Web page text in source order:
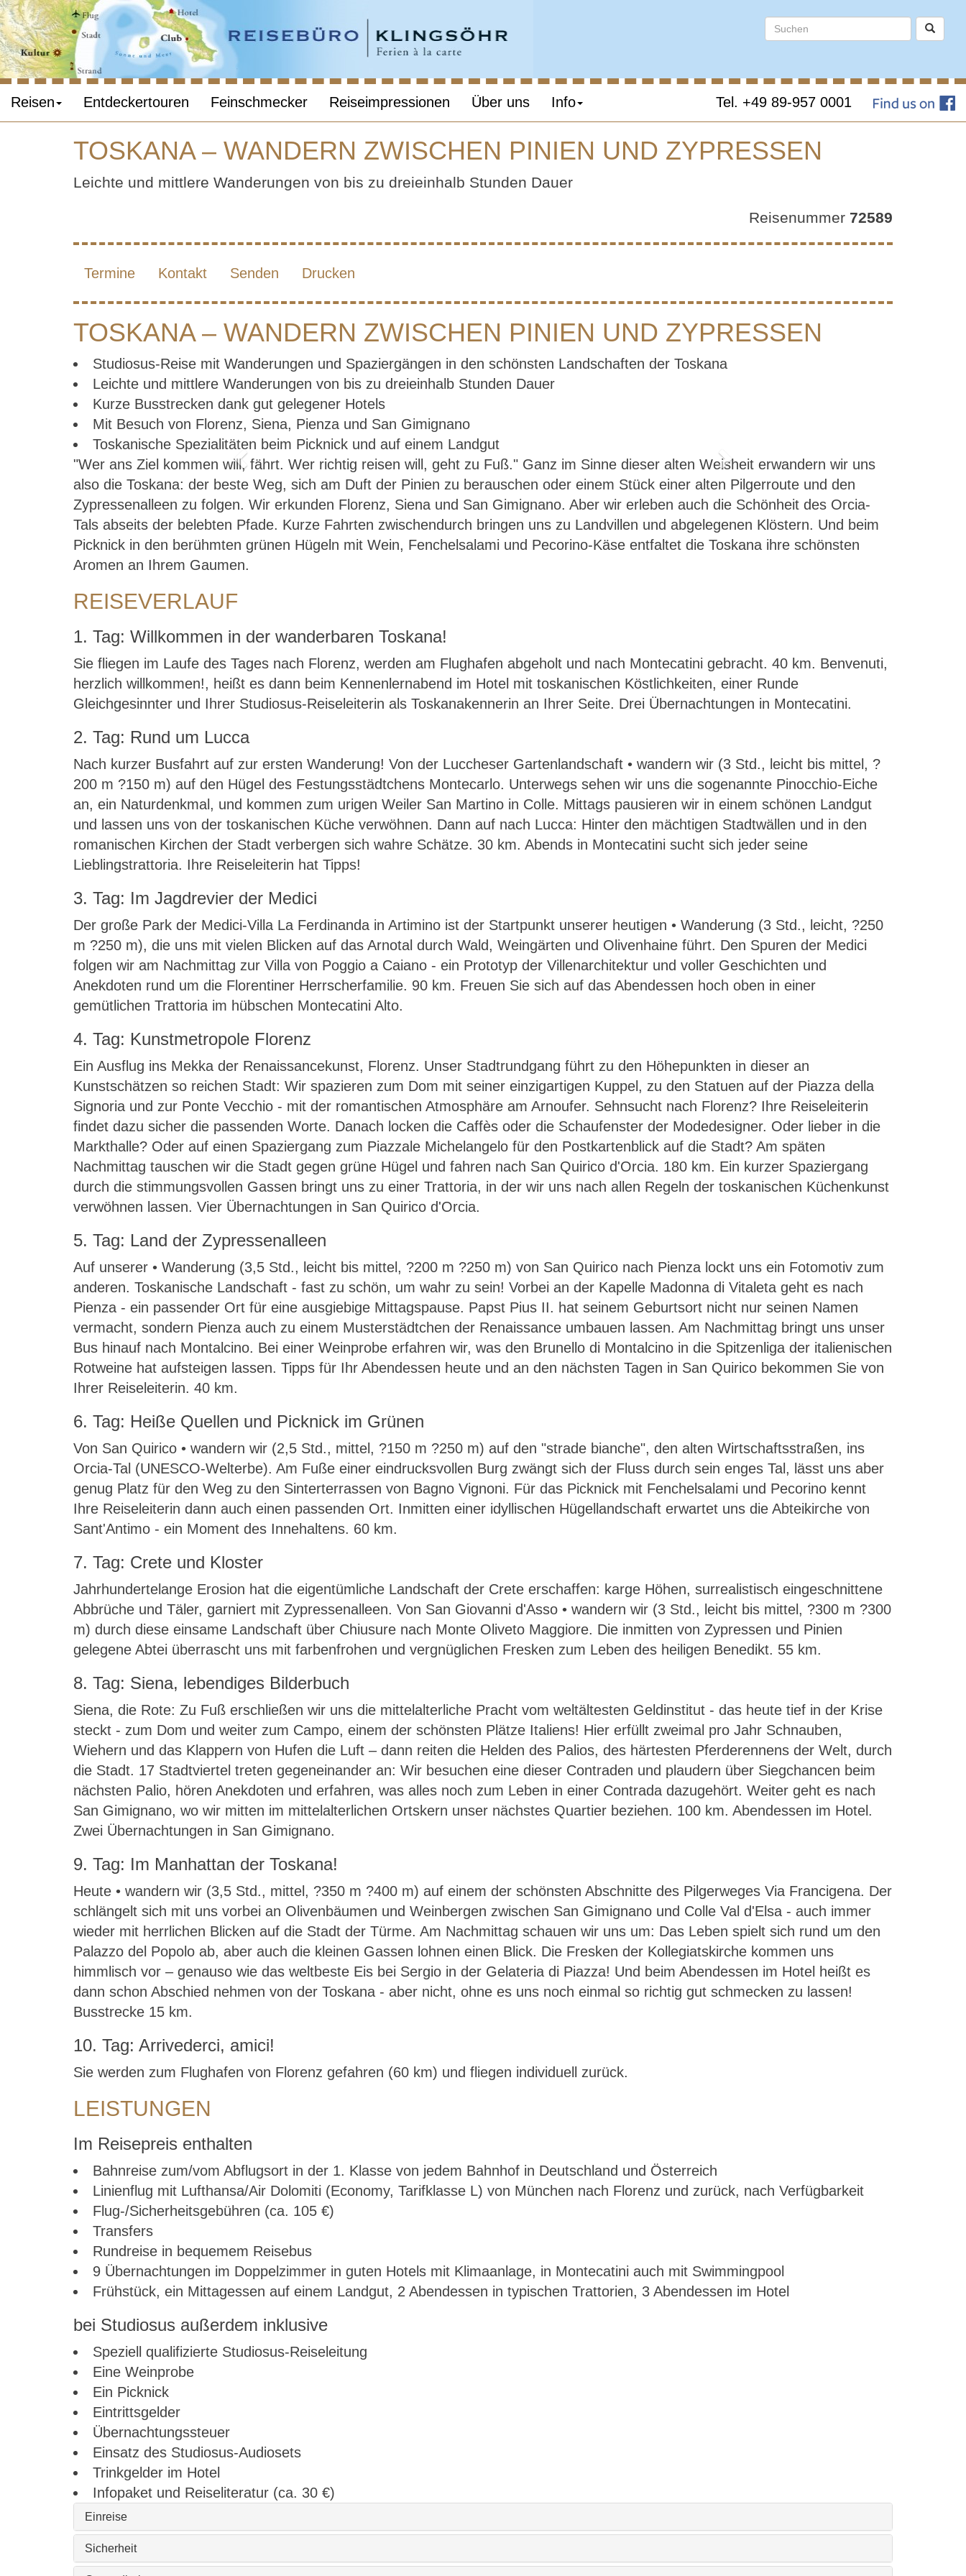
Reisen Entdeckertouren Feinschmecker Reiseimpressionen Über uns Info Tel. +49 89-957 0001
TOSKANA – WANDERN
ZWISCHEN PINIEN UND
ZYPRESSEN
TOSKANA – WANDERN ZWISCHEN PINIEN UND ZYPRESSEN
Leichte und mittlere Wanderungen von bis zu dreieinhalb Stunden Dauer
Reisenummer 72589
Termine Kontakt Senden Drucken
TOSKANA – WANDERN ZWISCHEN PINIEN UND ZYPRESSEN
Studiosus-Reise mit Wanderungen und Spaziergängen in den schönsten Landschaften der Toskana
Leichte und mittlere Wanderungen von bis zu dreieinhalb Stunden Dauer
Kurze Busstrecken dank gut gelegener Hotels
Mit Besuch von Florenz, Siena, Pienza und San Gimignano
Toskanische Spezialitäten beim Picknick und auf einem Landgut
Previous
Next
"Wer ans Ziel kommen will, fährt. Wer richtig reisen will, geht zu Fuß." Ganz im Sinne dieser alten Weisheit erwandern wir uns
also die Toskana: der beste Weg, sich am Duft der Pinien zu berauschen oder einem Stück einer alten Pilgerroute und den
Zypressenalleen zu folgen. Wir erkunden Florenz, Siena und San Gimignano. Aber wir erleben auch die Schönheit des Orcia-
Tals abseits der belebten Pfade. Kurze Fahrten zwischendurch bringen uns zu Landvillen und abgelegenen Klöstern. Und beim
Picknick in den berühmten grünen Hügeln mit Wein, Fenchelsalami und Pecorino-Käse entfaltet die Toskana ihre schönsten
Aromen an Ihrem Gaumen.
REISEVERLAUF
1. Tag: Willkommen in der wanderbaren Toskana!
Sie fliegen im Laufe des Tages nach Florenz, werden am Flughafen abgeholt und nach Montecatini gebracht. 40 km. Benvenuti,
herzlich willkommen!, heißt es dann beim Kennenlernabend im Hotel mit toskanischen Köstlichkeiten, einer Runde
Gleichgesinnter und Ihrer Studiosus-Reiseleiterin als Toskanakennerin an Ihrer Seite. Drei Übernachtungen in Montecatini.
2. Tag: Rund um Lucca
Nach kurzer Busfahrt auf zur ersten Wanderung! Von der Luccheser Gartenlandschaft • wandern wir (3 Std., leicht bis mittel, ?
200 m ?150 m) auf den Hügel des Festungsstädtchens Montecarlo. Unterwegs sehen wir uns die sogenannte Pinocchio-Eiche
an, ein Naturdenkmal, und kommen zum urigen Weiler San Martino in Colle. Mittags pausieren wir in einem schönen Landgut
und lassen uns von der toskanischen Küche verwöhnen. Dann auf nach Lucca: Hinter den mächtigen Stadtwällen und in den
romanischen Kirchen der Stadt verbergen sich wahre Schätze. 30 km. Abends in Montecatini sucht sich jeder seine
Lieblingstrattoria. Ihre Reiseleiterin hat Tipps!
3. Tag: Im Jagdrevier der Medici
Der große Park der Medici-Villa La Ferdinanda in Artimino ist der Startpunkt unserer heutigen • Wanderung (3 Std., leicht, ?250
m ?250 m), die uns mit vielen Blicken auf das Arnotal durch Wald, Weingärten und Olivenhaine führt. Den Spuren der Medici
folgen wir am Nachmittag zur Villa von Poggio a Caiano - ein Prototyp der Villenarchitektur und voller Geschichten und
Anekdoten rund um die Florentiner Herrscherfamilie. 90 km. Freuen Sie sich auf das Abendessen hoch oben in einer
gemütlichen Trattoria im hübschen Montecatini Alto.
4. Tag: Kunstmetropole Florenz
Ein Ausflug ins Mekka der Renaissancekunst, Florenz. Unser Stadtrundgang führt zu den Höhepunkten in dieser an
Kunstschätzen so reichen Stadt: Wir spazieren zum Dom mit seiner einzigartigen Kuppel, zu den Statuen auf der Piazza della
Signoria und zur Ponte Vecchio - mit der romantischen Atmosphäre am Arnoufer. Sehnsucht nach Florenz? Ihre Reiseleiterin
findet dazu sicher die passenden Worte. Danach locken die Caffès oder die Schaufenster der Modedesigner. Oder lieber in die
Markthalle? Oder auf einen Spaziergang zum Piazzale Michelangelo für den Postkartenblick auf die Stadt? Am späten
Nachmittag tauschen wir die Stadt gegen grüne Hügel und fahren nach San Quirico d'Orcia. 180 km. Ein kurzer Spaziergang
durch die stimmungsvollen Gassen bringt uns zu einer Trattoria, in der wir uns nach allen Regeln der toskanischen Küchenkunst
verwöhnen lassen. Vier Übernachtungen in San Quirico d'Orcia.
5. Tag: Land der Zypressenalleen
Auf unserer • Wanderung (3,5 Std., leicht bis mittel, ?200 m ?250 m) von San Quirico nach Pienza lockt uns ein Fotomotiv zum
anderen. Toskanische Landschaft - fast zu schön, um wahr zu sein! Vorbei an der Kapelle Madonna di Vitaleta geht es nach
Pienza - ein passender Ort für eine ausgiebige Mittagspause. Papst Pius II. hat seinem Geburtsort nicht nur seinen Namen
vermacht, sondern Pienza auch zu einem Musterstädtchen der Renaissance umbauen lassen. Am Nachmittag bringt uns unser
Bus hinauf nach Montalcino. Bei einer Weinprobe erfahren wir, was den Brunello di Montalcino in die Spitzenliga der italienischen
Rotweine hat aufsteigen lassen. Tipps für Ihr Abendessen heute und an den nächsten Tagen in San Quirico bekommen Sie von
Ihrer Reiseleiterin. 40 km.
6. Tag: Heiße Quellen und Picknick im Grünen
Von San Quirico • wandern wir (2,5 Std., mittel, ?150 m ?250 m) auf den "strade bianche", den alten Wirtschaftsstraßen, ins
Orcia-Tal (UNESCO-Welterbe). Am Fuße einer eindrucksvollen Burg zwängt sich der Fluss durch sein enges Tal, lässt uns aber
genug Platz für den Weg zu den Sinterterrassen von Bagno Vignoni. Für das Picknick mit Fenchelsalami und Pecorino kennt
Ihre Reiseleiterin dann auch einen passenden Ort. Inmitten einer idyllischen Hügellandschaft erwartet uns die Abteikirche von
Sant'Antimo - ein Moment des Innehaltens. 60 km.
7. Tag: Crete und Kloster
Jahrhundertelange Erosion hat die eigentümliche Landschaft der Crete erschaffen: karge Höhen, surrealistisch eingeschnittene
Abbrüche und Täler, garniert mit Zypressenalleen. Von San Giovanni d'Asso • wandern wir (3 Std., leicht bis mittel, ?300 m ?300
m) durch diese einsame Landschaft über Chiusure nach Monte Oliveto Maggiore. Die inmitten von Zypressen und Pinien
gelegene Abtei überrascht uns mit farbenfrohen und vergnüglichen Fresken zum Leben des heiligen Benedikt. 55 km.
8. Tag: Siena, lebendiges Bilderbuch
Siena, die Rote: Zu Fuß erschließen wir uns die mittelalterliche Pracht vom weltältesten Geldinstitut - das heute tief in der Krise
steckt - zum Dom und weiter zum Campo, einem der schönsten Plätze Italiens! Hier erfüllt zweimal pro Jahr Schnauben,
Wiehern und das Klappern von Hufen die Luft – dann reiten die Helden des Palios, des härtesten Pferderennens der Welt, durch
die Stadt. 17 Stadtviertel treten gegeneinander an: Wir besuchen eine dieser Contraden und plaudern über Siegchancen beim
nächsten Palio, hören Anekdoten und erfahren, was alles noch zum Leben in einer Contrada dazugehört. Weiter geht es nach
San Gimignano, wo wir mitten im mittelalterlichen Ortskern unser nächstes Quartier beziehen. 100 km. Abendessen im Hotel.
Zwei Übernachtungen in San Gimignano.
9. Tag: Im Manhattan der Toskana!
Heute • wandern wir (3,5 Std., mittel, ?350 m ?400 m) auf einem der schönsten Abschnitte des Pilgerweges Via Francigena. Der
schlängelt sich mit uns vorbei an Olivenbäumen und Weinbergen zwischen San Gimignano und Colle Val d'Elsa - auch immer
wieder mit herrlichen Blicken auf die Stadt der Türme. Am Nachmittag schauen wir uns um: Das Leben spielt sich rund um den
Palazzo del Popolo ab, aber auch die kleinen Gassen lohnen einen Blick. Die Fresken der Kollegiatskirche kommen uns
himmlisch vor – genauso wie das weltbeste Eis bei Sergio in der Gelateria di Piazza! Und beim Abendessen im Hotel heißt es
dann schon Abschied nehmen von der Toskana - aber nicht, ohne es uns noch einmal so richtig gut schmecken zu lassen!
Busstrecke 15 km.
10. Tag: Arrivederci, amici!
Sie werden zum Flughafen von Florenz gefahren (60 km) und fliegen individuell zurück.
LEISTUNGEN
Im Reisepreis enthalten
Bahnreise zum/vom Abflugsort in der 1. Klasse von jedem Bahnhof in Deutschland und Österreich
Linienflug mit Lufthansa/Air Dolomiti (Economy, Tarifklasse L) von München nach Florenz und zurück, nach Verfügbarkeit
Flug-/Sicherheitsgebühren (ca. 105 €)
Transfers
Rundreise in bequemem Reisebus
9 Übernachtungen im Doppelzimmer in guten Hotels mit Klimaanlage, in Montecatini auch mit Swimmingpool
Frühstück, ein Mittagessen auf einem Landgut, 2 Abendessen in typischen Trattorien, 3 Abendessen im Hotel
bei Studiosus außerdem inklusive
Speziell qualifizierte Studiosus-Reiseleitung
Eine Weinprobe
Ein Picknick
Eintrittsgelder
Übernachtungssteuer
Einsatz des Studiosus-Audiosets
Trinkgelder im Hotel
Infopaket und Reiseliteratur (ca. 30 €)
Einreise
Sicherheit